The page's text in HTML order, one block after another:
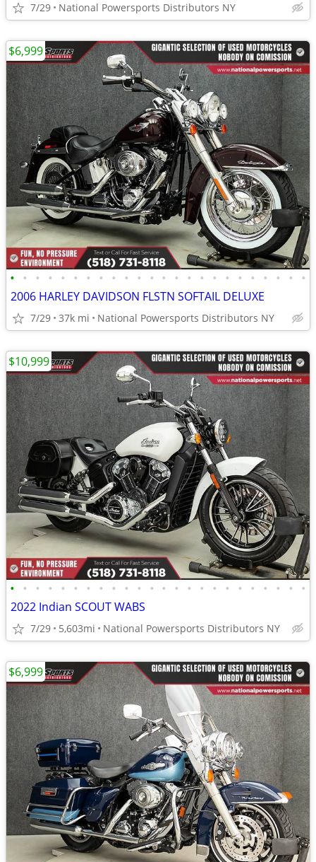
7/29 National Powersports Distributors NY
• • • • • • • • • • • • • • • • • • • • • • • •
2006 HARLEY DAVIDSON FLSTN SOFTAIL DELUXE
7/29 37k mi National Powersports Distributors NY
$6,999
• • • • • • • • • • • • • • • • • • • • • • • •
2022 Indian SCOUT WABS
7/29 5,603mi National Powersports Distributors NY
$10,999
$6,999